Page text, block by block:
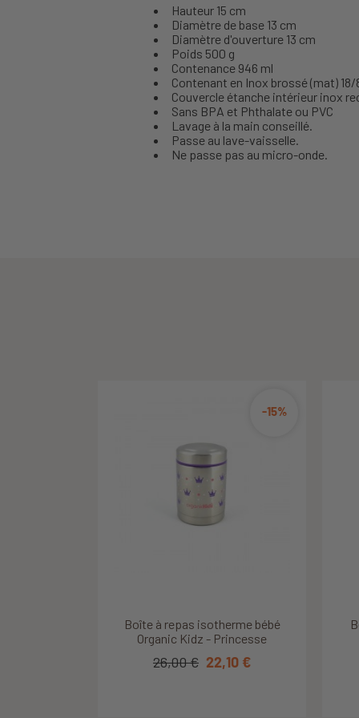
Hauteur 15 cm
Diamètre de base 13 cm
Diamètre d'ouverture 13 cm
Poids 500 g
Contenance 946 ml
Contenant en Inox brossé (mat) 18/
Couvercle étanche intérieur inox
Sans BPA et Phthalate ou PVC
Lavage à la main conseillé.
Passe au lave-vaisselle.
Ne passe pas au micro-onde.
Boîte à goûter isotherme Kiani -
Sweethearts / Pale...
27,95 €
Boîte à repas isotherme bébé
Organic Kidz - Princesse
-15%
26,00 € 22,10 €